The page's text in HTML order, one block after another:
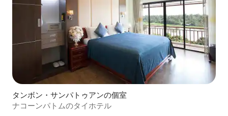
タンボン・サンパトゥアンの個室
ナコーンパトムのタイホテル